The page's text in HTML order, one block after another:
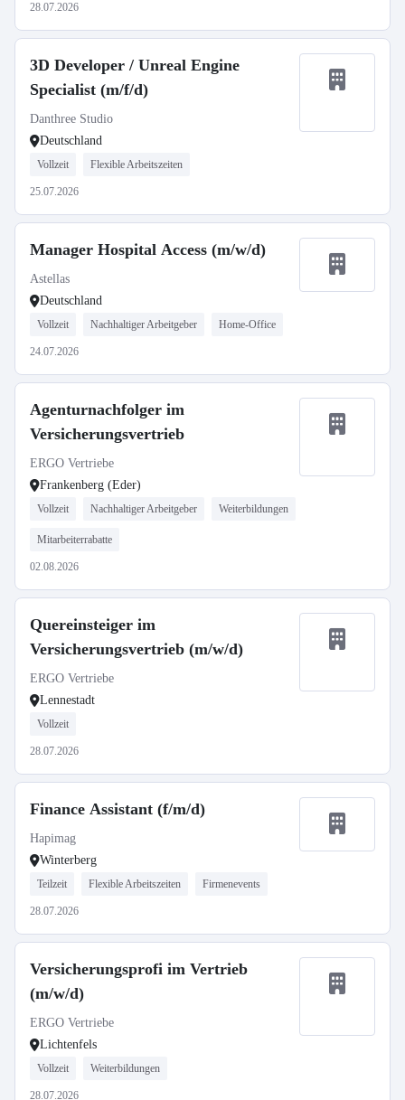
28.07.2026
3D Developer / Unreal Engine
Specialist (m/f/d)
Danthree Studio
Deutschland
Vollzeit Flexible Arbeitszeiten
25.07.2026
Manager Hospital Access (m/w/d)
Astellas
Deutschland
Vollzeit Nachhaltiger Arbeitgeber Home-Office
24.07.2026
Agenturnachfolger im
Versicherungsvertrieb
ERGO Vertriebe
Frankenberg (Eder)
Vollzeit Nachhaltiger Arbeitgeber Weiterbildungen
Mitarbeiterrabatte
02.08.2026
Quereinsteiger im
Versicherungsvertrieb (m/w/d)
ERGO Vertriebe
Lennestadt
Vollzeit
28.07.2026
Finance Assistant (f/m/d)
Hapimag
Winterberg
Teilzeit Flexible Arbeitszeiten Firmenevents
28.07.2026
Versicherungsprofi im Vertrieb
(m/w/d)
ERGO Vertriebe
Lichtenfels
Vollzeit Weiterbildungen
28.07.2026